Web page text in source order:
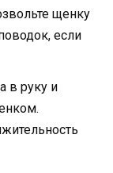
щенку
если
в руку и